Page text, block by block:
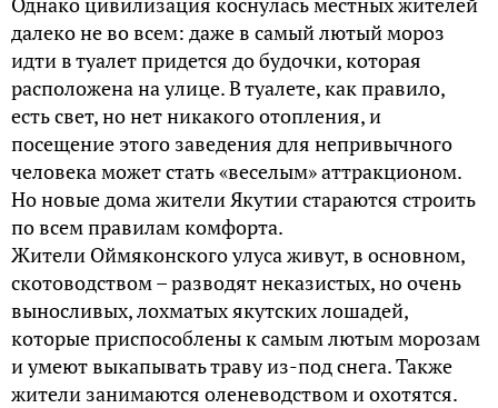
далеко не во всем: даже в самый лютый мороз
идти в туалет придется до будочки, которая
расположена на улице. В туалете, как правило,
есть свет, но нет никакого отопления, и
посещение этого заведения для непривычного
человека может стать «веселым» аттракционом.
Но новые дома жители Якутии стараются строить
по всем правилам комфорта.
Жители Оймяконского улуса живут, в основном,
скотоводством – разводят неказистых, но очень
выносливых, лохматых якутских лошадей,
которые приспособлены к самым лютым морозам
и умеют выкапывать траву из-под снега. Также
жители занимаются оленеводством и охотятся.